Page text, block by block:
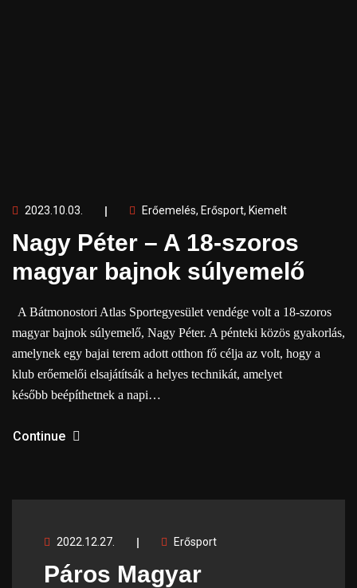
2023.10.03. Erőemelés, Erősport, Kiemelt
Nagy Péter – A 18-szoros
magyar bajnok súlyemelő
A Bátmonostori Atlas Sportegyesület vendége volt a 18-szoros
magyar bajnok súlyemelő, Nagy Péter. A pénteki közös gyakorlás,
amelynek egy bajai terem adott otthon fő célja az volt, hogy a
klub erőemelői elsajátítsák a helyes technikát, amelyet
később beépíthetnek a napi…
Continue
2022.12.27. Erősport
Páros Magyar